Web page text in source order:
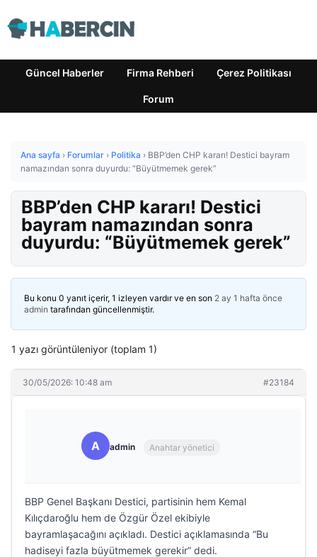
Güncel Haberler Firma Rehberi Çerez Politikası
Forum
Ana sayfa › Forumlar › Politika › BBP’den CHP kararı! Destici bayram
namazından sonra duyurdu: “Büyütmemek gerek”
BBP’den CHP kararı! Destici
bayram namazından sonra
duyurdu: “Büyütmemek gerek”
Bu konu 0 yanıt içerir, 1 izleyen vardır ve en son 2 ay 1 hafta önce
admin tarafından güncellenmiştir.
1 yazı görüntüleniyor (toplam 1)
30/05/2026: 10:48 am #23184
A admin Anahtar yönetici
BBP Genel Başkanı Destici, partisinin hem Kemal
Kılıçdaroğlu hem de Özgür Özel ekibiyle
bayramlaşacağını açıkladı. Destici açıklamasında “Bu
hadiseyi fazla büyütmemek gerekir” dedi.